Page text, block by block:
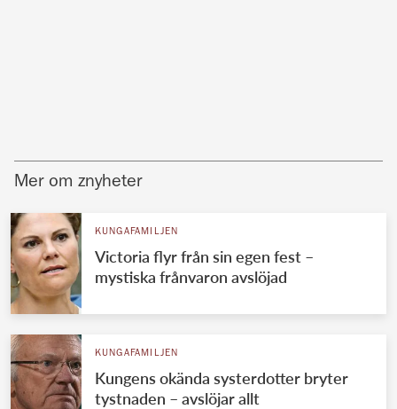
Mer om znyheter
KUNGAFAMILJEN
Victoria flyr från sin egen fest –
mystiska frånvaron avslöjad
KUNGAFAMILJEN
Kungens okända systerdotter bryter
tystnaden – avslöjar allt